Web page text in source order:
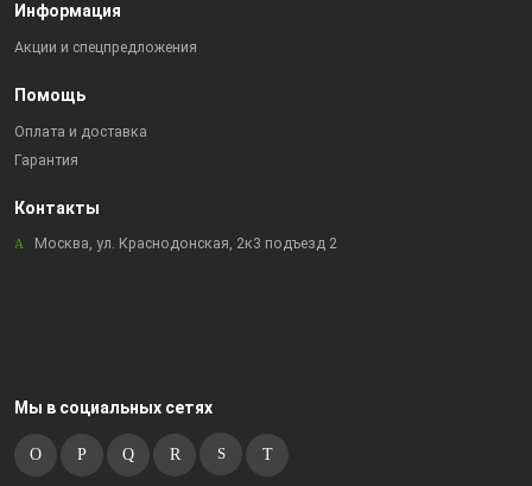
Информация
Акции и спецпредложения
Помощь
Оплата и доставка
Гарантия
Контакты
Москва, ул. Краснодонская, 2к3 подъезд 2
Мы в социальных сетях